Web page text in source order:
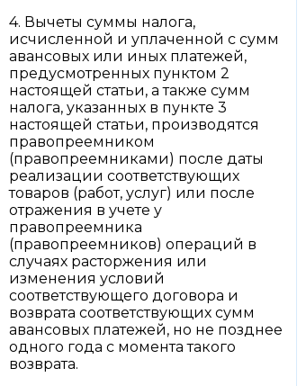
4. Вычеты суммы налога,
исчисленной и уплаченной с сумм
авансовых или иных платежей,
предусмотренных пунктом 2
настоящей статьи, а также сумм
налога, указанных в пункте 3
настоящей статьи, производятся
правопреемником
(правопреемниками) после даты
реализации соответствующих
товаров (работ, услуг) или после
отражения в учете у
правопреемника
(правопреемников) операций в
случаях расторжения или
изменения условий
соответствующего договора и
возврата соответствующих сумм
авансовых платежей, но не позднее
одного года с момента такого
возврата.